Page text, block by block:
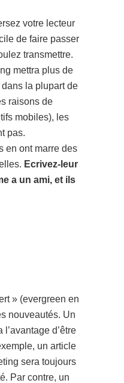
votre lecteur
de faire passer
transmettre.
mettra plus de
la plupart de
raisons de
mobiles), les
pas.
en ont marre des
Ecrivez-leur
a un ami, et ils
» (evergreen en
nouveautés. Un
d’être
un article
sera toujours
Par contre, un